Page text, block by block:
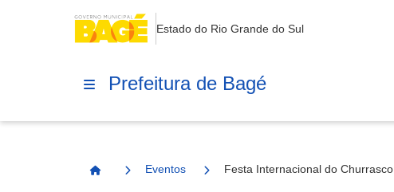
Estado do Rio Grande do Sul
Prefeitura de Bagé
Página Inicial
Eventos Festa Internacional do Churrasco